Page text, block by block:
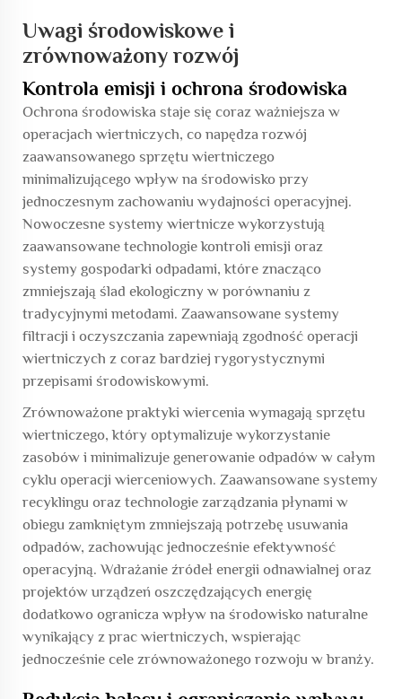
Uwagi środowiskowe i
zrównoważony rozwój
Kontrola emisji i ochrona środowiska
Ochrona środowiska staje się coraz ważniejsza w
operacjach wiertniczych, co napędza rozwój
zaawansowanego sprzętu wiertniczego
minimalizującego wpływ na środowisko przy
jednoczesnym zachowaniu wydajności operacyjnej.
Nowoczesne systemy wiertnicze wykorzystują
zaawansowane technologie kontroli emisji oraz
systemy gospodarki odpadami, które znacząco
zmniejszają ślad ekologiczny w porównaniu z
tradycyjnymi metodami. Zaawansowane systemy
filtracji i oczyszczania zapewniają zgodność operacji
wiertniczych z coraz bardziej rygorystycznymi
przepisami środowiskowymi.
Zrównoważone praktyki wiercenia wymagają sprzętu
wiertniczego, który optymalizuje wykorzystanie
zasobów i minimalizuje generowanie odpadów w całym
cyklu operacji wierceniowych. Zaawansowane systemy
recyklingu oraz technologie zarządzania płynami w
obiegu zamkniętym zmniejszają potrzebę usuwania
odpadów, zachowując jednocześnie efektywność
operacyjną. Wdrażanie źródeł energii odnawialnej oraz
projektów urządzeń oszczędzających energię
dodatkowo ogranicza wpływ na środowisko naturalne
wynikający z prac wiertniczych, wspierając
jednocześnie cele zrównoważonego rozwoju w branży.